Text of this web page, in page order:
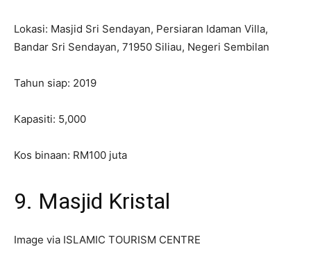
Lokasi: Masjid Sri Sendayan, Persiaran Idaman Villa,
Bandar Sri Sendayan, 71950 Siliau, Negeri Sembilan
Tahun siap: 2019
Kapasiti: 5,000
Kos binaan: RM100 juta
9. Masjid Kristal
Image via ISLAMIC TOURISM CENTRE